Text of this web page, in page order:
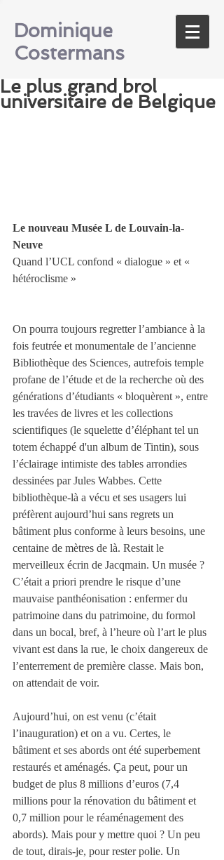
Dominique
Costermans
Le plus grand brol
universitaire de Belgique
Le nouveau Musée L de Louvain-la-
Neuve
Quand l’UCL confond « dialogue » et «
hétéroclisme »
On pourra toujours regretter l’ambiance à la
fois feutrée et monumentale de l’ancienne
Bibliothèque des Sciences, autrefois temple
profane de l’étude et de la recherche où des
générations d’étudiants « bloquèrent », entre
les travées de livres et les collections
scientifiques (le squelette d’éléphant tel un
totem échappé d'un album de Tintin), sous
l’éclairage intimiste des tables arrondies
dessinées par Jules Wabbes. Cette
bibliothèque-là a vécu et ses usagers lui
préfèrent aujourd’hui sans regrets un
bâtiment plus conforme à leurs besoins, une
centaine de mètres de là. Restait le
merveilleux écrin de Jacqmain. Un musée ?
C’était a priori prendre le risque d’une
mauvaise panthéonisation : enfermer du
patrimoine dans du patrimoine, du formol
dans un bocal, bref, à l’heure où l’art le plus
vivant est dans la rue, le choix dangereux de
l’enterrement de première classe. Mais bon,
on attendait de voir.
Aujourd’hui, on est venu (c’était
l’inauguration) et on a vu. Certes, le
bâtiment et ses abords ont été superbement
restaurés et aménagés. Ça peut, pour un
budget de plus 8 millions d’euros (7,4
millions pour la rénovation du bâtiment et
0,7 million pour le réaménagement des
abords). Mais pour y mettre quoi ? Un peu
de tout, dirais-je, pour rester polie. Un